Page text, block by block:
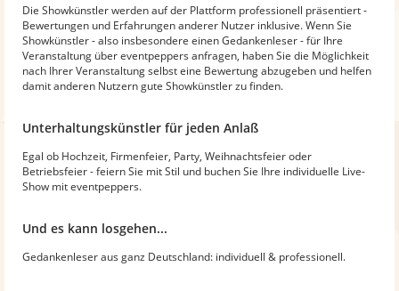
Die Showkünstler werden auf der Plattform professionell präsentiert -
Bewertungen und Erfahrungen anderer Nutzer inklusive. Wenn Sie
Showkünstler - also insbesondere einen Gedankenleser - für Ihre
Veranstaltung über eventpeppers anfragen, haben Sie die Möglichkeit
nach Ihrer Veranstaltung selbst eine Bewertung abzugeben und helfen
damit anderen Nutzern gute Showkünstler zu finden.
Unterhaltungskünstler für jeden Anlaß
Egal ob Hochzeit, Firmenfeier, Party, Weihnachtsfeier oder
Betriebsfeier - feiern Sie mit Stil und buchen Sie Ihre individuelle Live-
Show mit eventpeppers.
Und es kann losgehen...
Gedankenleser aus ganz Deutschland: individuell & professionell.